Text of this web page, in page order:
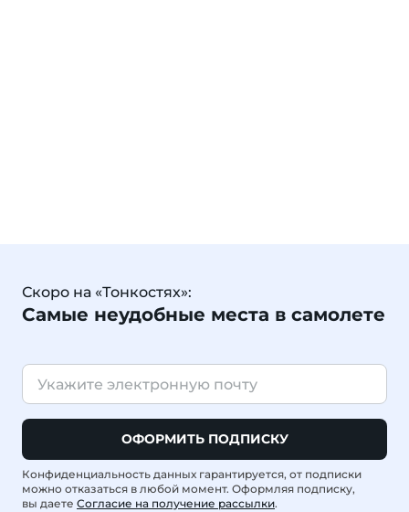
Скоро на «Тонкостях»:
Самые неудобные места в самолете
ОФОРМИТЬ ПОДПИСКУ
Конфиденциальность данных гарантируется, от подписки
можно отказаться в любой момент. Оформляя подписку,
вы даете Согласие на получение рассылки.